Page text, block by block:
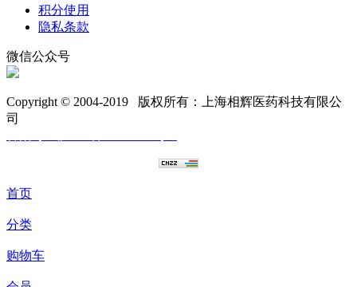
积分使用
隐私条款
微信公众号
Copyright © 2004-2019 版权所有：上海相辉医药科技有限公
司
首页
分类
购物车